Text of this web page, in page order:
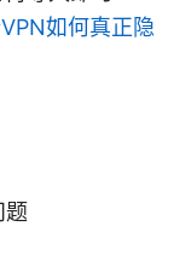
如何真正隐
题